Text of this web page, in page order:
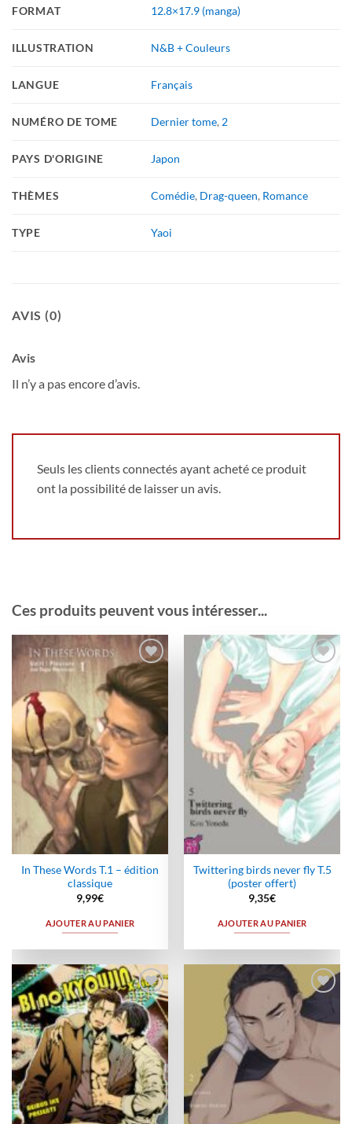
FORMAT 12.8×17.9 (manga)
ILLUSTRATION N&B + Couleurs
LANGUE Français
NUMÉRO DE TOME Dernier tome, 2
PAYS D'ORIGINE Japon
THÈMES Comédie, Drag-queen, Romance
TYPE Yaoi
AVIS (0)
Avis
Il n’y a pas encore d’avis.
Seuls les clients connectés ayant acheté ce produit
ont la possibilité de laisser un avis.
Ces produits peuvent vous intéresser...
Ajouter
à la
wishlist
In These Words T.1 – édition
classique
9,99€
AJOUTER AU PANIER
Ajouter
à la
wishlist
Twittering birds never fly T.5
(poster offert)
9,35€
AJOUTER AU PANIER
Ajouter
à la
wishlist
Ajouter
wishlist